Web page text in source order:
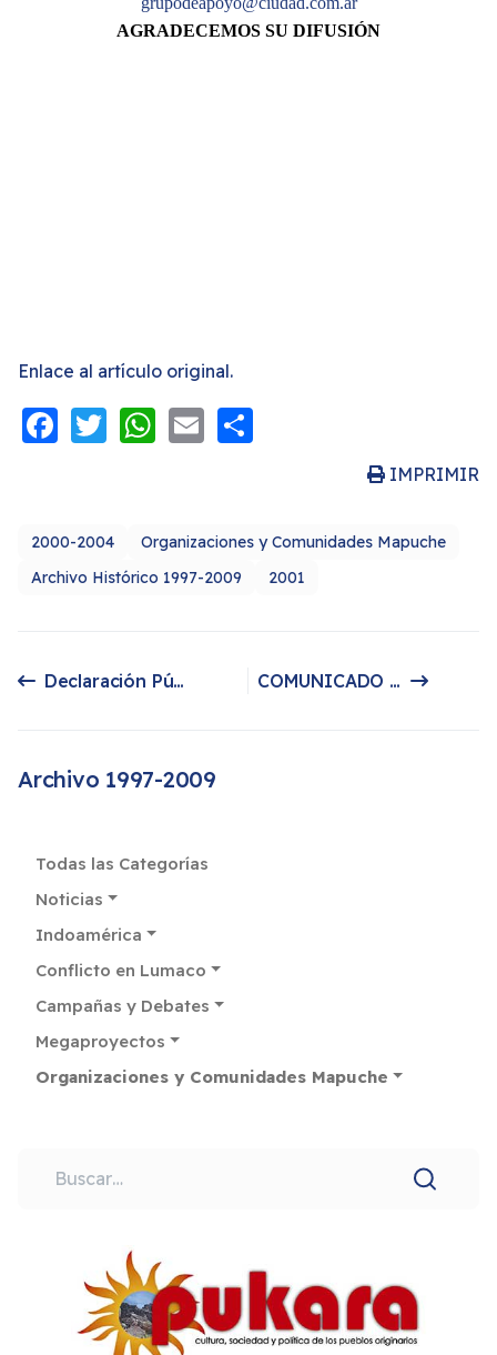
AGRADECEMOS SU DIFUSIÓN
Enlace al artículo original.
Facebook
Twitter
WhatsApp
Email
IMPRIMIR
2000-2004
Organizaciones y Comunidades Mapuche
Archivo Histórico 1997-2009
2001
Declaración Pública: COORDINADORA MAPUCHE ARAUCO MALLECO DECLARA:
Artículo siguiente: COMUNICADO PUBLICO: Los Presos Políticos Mapuche desde la cárcel de Nueva Imperial comunican a la sociedad civil nacional e internacional lo siguiente:
COMUNICADO PUBLICO: Los Presos Políticos Mapuche desde la cárcel de Nueva Imperial comunican a la sociedad civil nacional e internacional lo siguiente:
Archivo 1997-2009
Todas las Categorías
Noticias
Indoamérica
Conflicto en Lumaco
Campañas y Debates
Megaproyectos
Organizaciones y Comunidades Mapuche